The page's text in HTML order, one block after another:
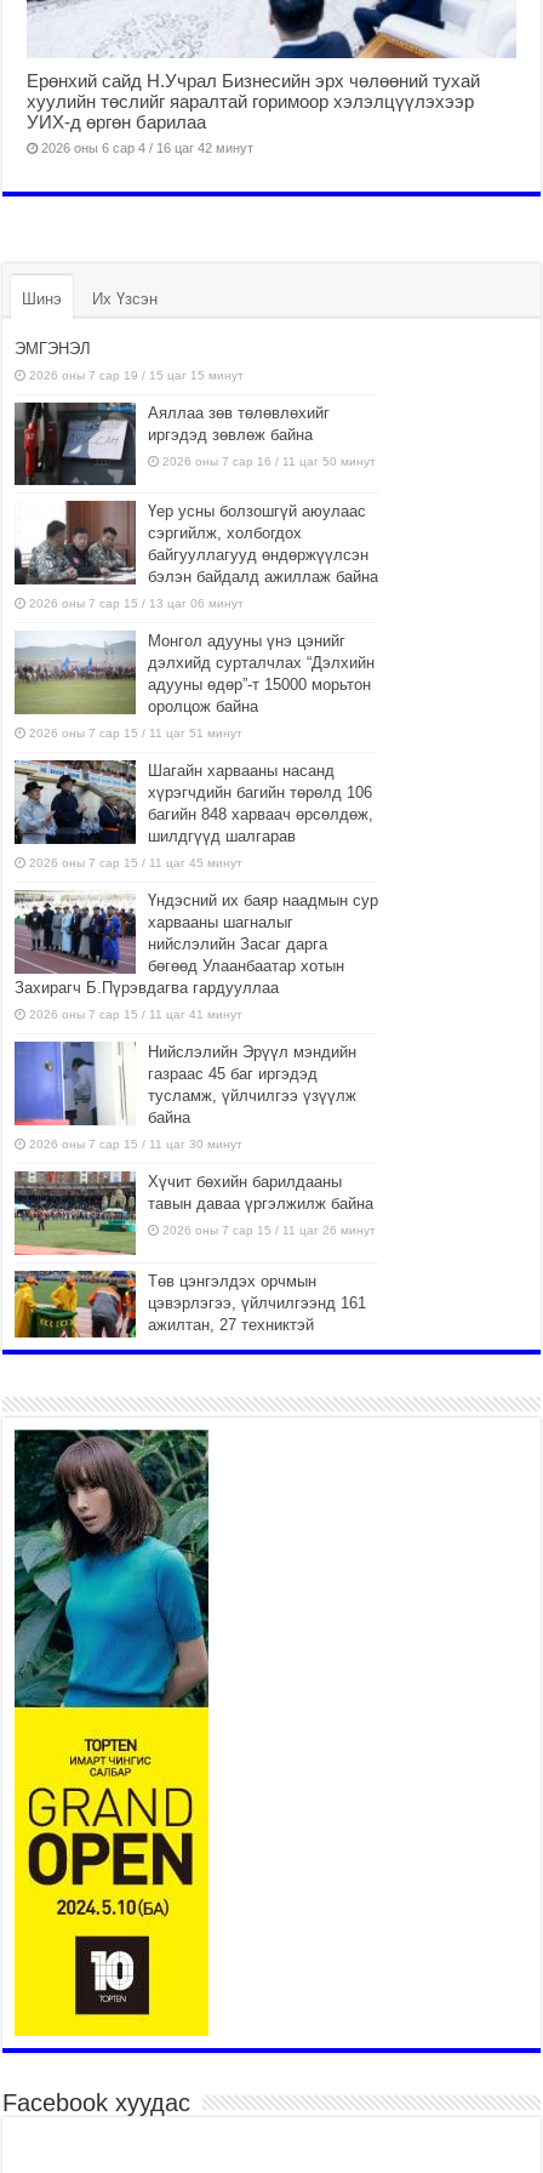
Ерөнхий сайд Н.Учрал Бизнесийн эрх чөлөөний тухай
хуулийн төслийг яаралтай горимоор хэлэлцүүлэхээр
УИХ-д өргөн барилаа
2026 оны 6 сар 4 / 16 цаг 42 минут
Шинэ Их Үзсэн
ЭМГЭНЭЛ
2026 оны 7 сар 19 / 15 цаг 15 минут
Аяллаа зөв төлөвлөхийг
иргэдэд зөвлөж байна
2026 оны 7 сар 16 / 11 цаг 50 минут
Үер усны болзошгүй аюулаас
сэргийлж, холбогдох
байгууллагууд өндөржүүлсэн
бэлэн байдалд ажиллаж байна
2026 оны 7 сар 15 / 13 цаг 06 минут
Монгол адууны үнэ цэнийг
дэлхийд сурталчлах “Дэлхийн
адууны өдөр”-т 15000 морьтон
оролцож байна
2026 оны 7 сар 15 / 11 цаг 51 минут
Шагайн харвааны насанд
хүрэгчдийн багийн төрөлд 106
багийн 848 харваач өрсөлдөж,
шилдгүүд шалгарав
2026 оны 7 сар 15 / 11 цаг 45 минут
Үндэсний их баяр наадмын сур
харвааны шагналыг
нийслэлийн Засаг дарга
бөгөөд Улаанбаатар хотын
Захирагч Б.Пүрэвдагва гардууллаа
2026 оны 7 сар 15 / 11 цаг 41 минут
Нийслэлийн Эрүүл мэндийн
газраас 45 баг иргэдэд
тусламж, үйлчилгээ үзүүлж
байна
2026 оны 7 сар 15 / 11 цаг 30 минут
Хүчит бөхийн барилдааны
тавын даваа үргэлжилж байна
2026 оны 7 сар 15 / 11 цаг 26 минут
Төв цэнгэлдэх орчмын
цэвэрлэгээ, үйлчилгээнд 161
ажилтан, 27 техниктэй
ажиллаж байна
Наадмын амралтын өдрүүдэд
нийслэлийн эрүүл мэндийн
байгууллагууд дараах
хуваарийн дагуу ажиллана
2026 оны 7 сар 15 / 11 цаг 18 минут
Үндэсний их баяр наадам
эхэллээ
2026 оны 7 сар 15 / 11 цаг 14 минут
Үер усны аюулаас сэргийлж, нийслэлийн Онцгой
байдлын газрын 162 алба хаагч үүрэг гүйцэтгэж
байна
2026 оны 7 сар 15 / 11 цаг 07 минут
Үндэсний их сурын харваанд 850 харваач цэц
мэргэнээ сорьж байна
2026 оны 7 сар 15 / 11 цаг 03 минут
Төв цэнгэлдэхийн эргэн тойронд
2026 оны 7 сар 15 / 10 цаг 58 минут
Үндэсний их баяр наадмын шагайн харваа
насанд хүрэгчдийн багийн харваагаар
үргэлжилж байна
2026 оны 7 сар 15 / 10 цаг 52 минут
Үндэсний их баяр наадмын хүчит бөхийн
барилдаан эхэллээ
2026 оны 7 сар 15 / 10 цаг 46 минут
Үндэсний хувцасны өдрийг тохиолдуулан
“Дээлтэй монгол наадам” боллоо
Facebook хуудас